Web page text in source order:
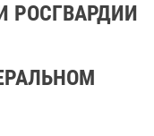
РОСГВАРДИИ